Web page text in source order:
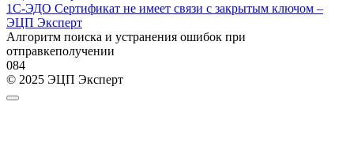
1С-ЭДО Сертификат не имеет связи с закрытым ключом –
ЭЦП Эксперт
Алгоритм поиска и устранения ошибок при
отправкеполучении
084
© 2025 ЭЦП Эксперт